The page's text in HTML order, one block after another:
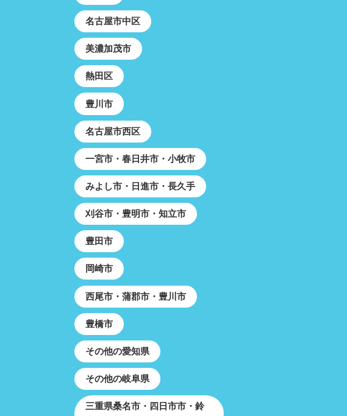
名古屋市中区
美濃加茂市
熱田区
豊川市
名古屋市西区
一宮市・春日井市・小牧市
みよし市・日進市・長久手
刈谷市・豊明市・知立市
豊田市
岡崎市
西尾市・蒲郡市・豊川市
豊橋市
その他の愛知県
その他の岐阜県
三重県桑名市・四日市市・鈴